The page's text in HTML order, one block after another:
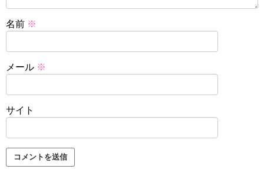
名前 ※
メール ※
サイト